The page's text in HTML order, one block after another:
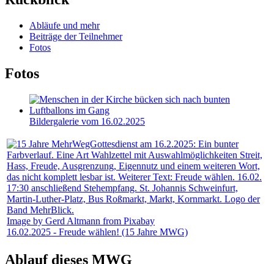
Abläufe und mehr
Beiträge der Teilnehmer
Fotos
Fotos
Bildergalerie vom 16.02.2025
Image by Gerd Altmann from Pixabay
16.02.2025 - Freude wählen! (15 Jahre MWG)
Ablauf dieses MWG